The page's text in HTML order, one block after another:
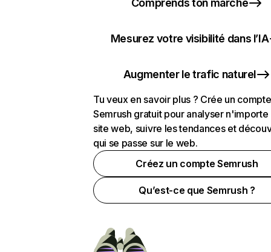
Comprends ton marché
Mesurez votre visibilité dans l’IA
Augmenter le trafic naturel
Tu veux en savoir plus ? Crée un compte
Semrush gratuit pour analyser n'importe
site web, suivre les tendances et
qui se passe sur le web.
Créez un compte Semrush
Qu’est-ce que Semrush ?